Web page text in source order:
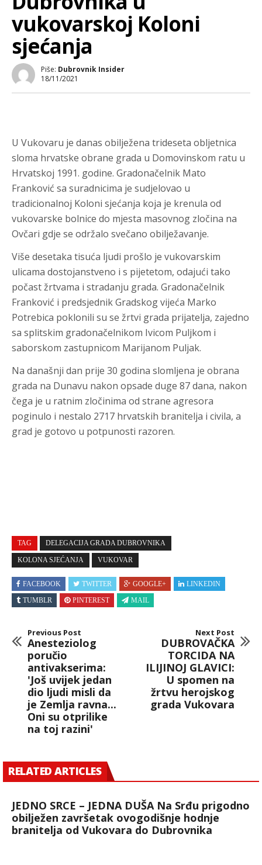
vukovarskoj Koloni
sjećanja
Piše: Dubrovnik Insider
18/11/2021
U Vukovaru je danas obilježena trideseta obljetnica
sloma hrvatske obrane grada u Domovinskom ratu u
Hrvatskoj 1991. godine. Gradonačelnik Mato
Franković sa suradnicima je sudjelovao u
tradicionalnoj Koloni sjećanja koja je krenula od
vukovarske bolnice do mjesta masovnog zločina na
Ovčari gdje se održalo svečano obilježavanje.
Više desetaka tisuća ljudi prošlo je vukovarskim
ulicama dostojanstveno i s pijetetom, odajući tako
počast žrtvama i stradanju grada. Gradonačelnik
Franković i predsjednik Gradskog vijeća Marko
Potrebica poklonili su se žrtvi grada prijatelja, zajedno
sa splitskim gradonačelnikom Ivicom Puljkom i
saborskom zastupnicom Marijanom Puljak.
Na današnji dan prije 30 godina slomljena je obrana
grada na Dunavu nakon opsade duge 87 dana, nakon
čega je u ratnim zločinima od strane agresora
poginulo i nestalo 2717 hrvatskih branitelja i civila, a
grad je gotovo u potpunosti razoren.
TAG DELEGACIJA GRADA DUBROVNIKA
KOLONA SJEĆANJA VUKOVAR
FACEBOOK TWITTER GOOGLE+
LINKEDIN
TUMBLR
PINTEREST MAIL
Previous Post
Anesteziolog
poručio
antivakserima:
'Još uvijek jedan
dio ljudi misli da
je Zemlja ravna...
Oni su otprilike
na toj razini'
Next Post
DUBROVAČKA
TORCIDA NA
ILIJINOJ GLAVICI:
U spomen na
žrtvu herojskog
grada Vukovara
RELATED ARTICLES
JEDNO SRCE – JEDNA DUŠA Na Srđu prigodno
obilježen završetak ovogodišnje hodnje
branitelja od Vukovara do Dubrovnika